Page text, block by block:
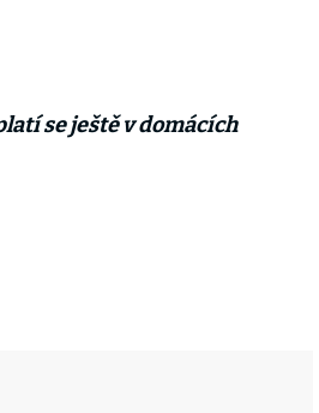
se ještě v domácích